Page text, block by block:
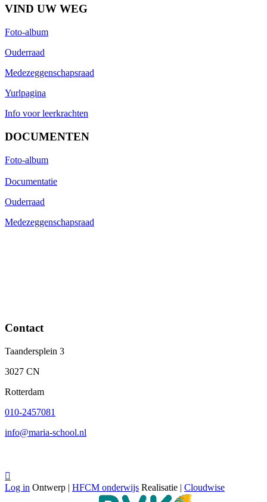
VIND UW WEG
Foto-album
Ouderraad
Medezeggenschapsraad
Yurlpagina
Info voor leerkrachten
DOCUMENTEN
Foto-album
Documentatie
Ouderraad
Medezeggenschapsraad
Contact
Taandersplein 3
3027 CN
Rotterdam
010-2457081
info@maria-school.nl

Log in Ontwerp | HFCM onderwijs Realisatie | Cloudwise